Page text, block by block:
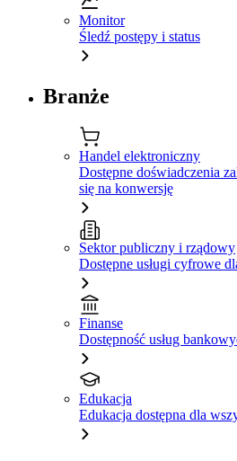
Monitor
Śledź postępy i status
Branże
Handel elektroniczny
Dostępne doświadczenia
się na konwersję
Sektor publiczny i rządowy
Dostępne usługi cyfrowe
Finanse
Dostępność usług
Edukacja
Edukacja dostępna dla